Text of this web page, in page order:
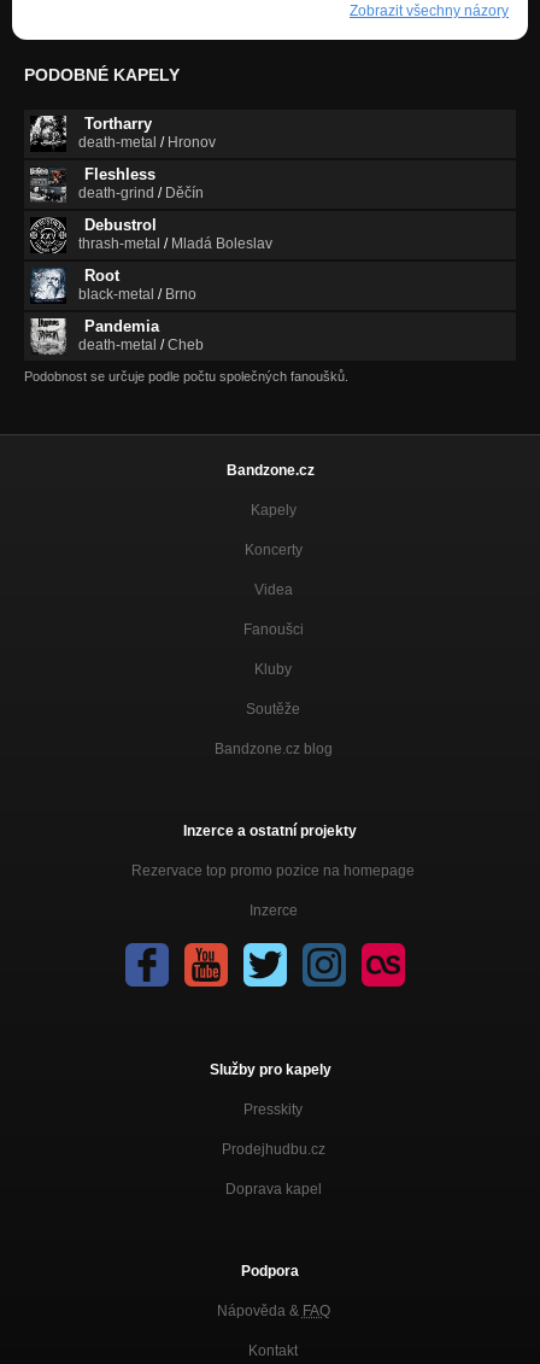
Zobrazit všechny názory
PODOBNÉ KAPELY
Tortharry
death-metal / Hronov
Fleshless
death-grind / Děčín
Debustrol
thrash-metal / Mladá Boleslav
Root
black-metal / Brno
Pandemia
death-metal /Cheb
Podobnost se určuje podle počtu společných fanoušků.
Bandzone.cz
Kapely
Koncerty
Videa
Fanoušci
Kluby
Soutěže
Bandzone.cz blog
Inzerce a ostatní projekty
Rezervace top promo pozice na homepage
Inzerce
Služby pro kapely
Presskity
Prodejhudbu.cz
Doprava kapel
Podpora
Nápověda & FAQ
Kontakt